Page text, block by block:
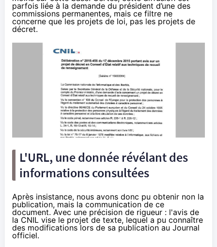
parfois liée à la demande du président d’une des
commissions permanentes, mais ce filtre ne
concerne que les projets de loi, pas les projets de
décret.
L'URL, une donnée révélant des
informations consultées
Après insistance, nous avons donc pu obtenir non la
publication, mais la communication de ce
document. Avec une précision de rigueur : l'avis de
la CNIL vise le projet de texte, lequel a pu connaître
des modifications lors de sa publication au Journal
officiel.